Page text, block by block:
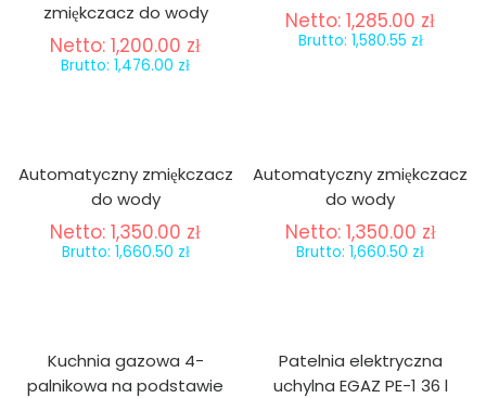
zmiękczacz do wody
Netto:1,200.00 zł
Brutto:1,476.00 zł
Netto:1,285.00 zł
Brutto: 1,580.55 zł
Automatyczny zmiękczacz
do wody
Netto:1,350.00 zł
Brutto: 1,660.50 zł
Automatyczny zmiękczacz
do wody
Netto: 1,350.00 zł
Brutto:1,660.50 zł
Kuchnia gazowa 4-
palnikowa na podstawie
Patelnia elektryczna
uchylna EGAZ PE-1 36 l